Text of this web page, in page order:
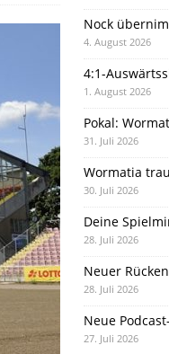
Nock
4. August 2026
4:1-
1. August 2026
Pokal:
31. Juli 2026
Wormatia
30. Juli 2026
Deine
28. Juli 2026
Neuer
28. Juli 2026
Neue
27. Juli 2026